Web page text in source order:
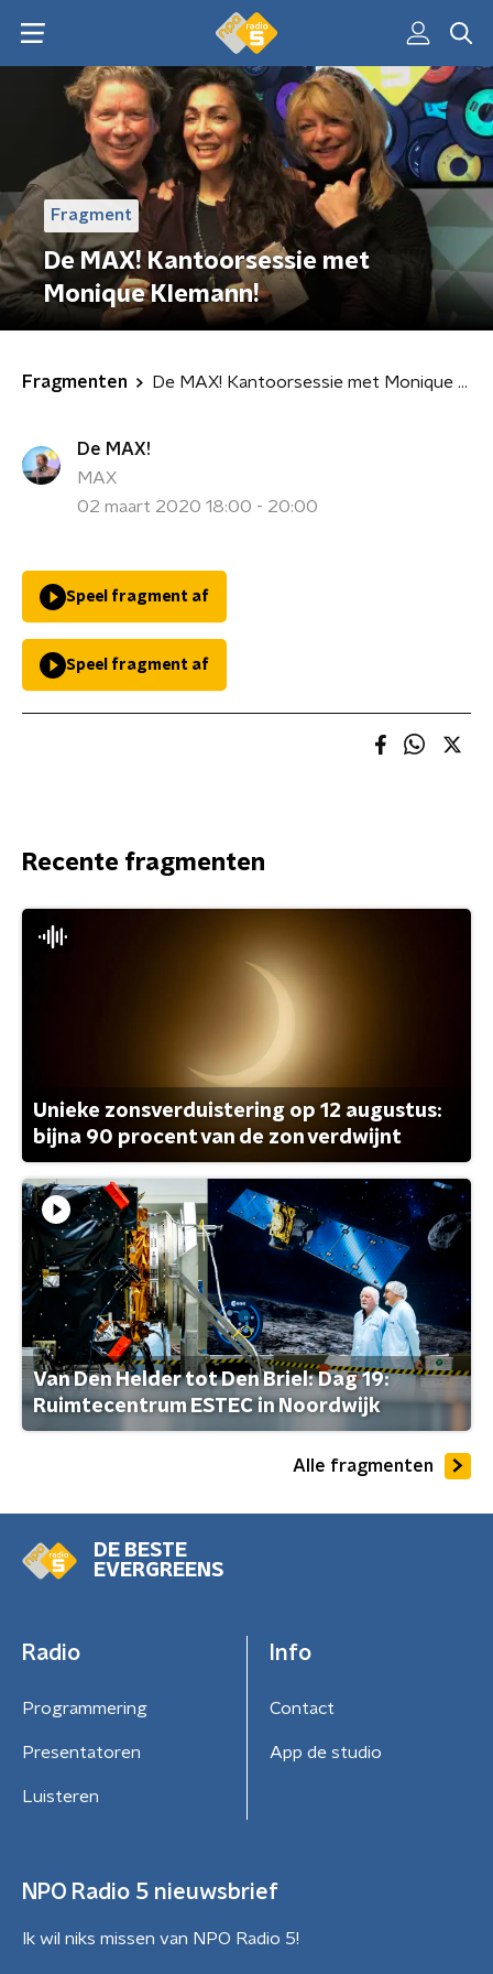
Fragment
De MAX! Kantoorsessie met
Monique Klemann!
Fragmenten De MAX! Kantoorsessie met Monique Klemann!
De MAX!
MAX
02 maart 2020 18:00 - 20:00
Speel fragment af
Speel fragment af
Recente fragmenten
Unieke zonsverduistering op 12 augustus:
bijna 90 procent van de zon verdwijnt
Van Den Helder tot Den Briel: Dag 19:
Ruimtecentrum ESTEC in Noordwijk
Alle fragmenten
DE BESTE
EVERGREENS
Radio
Programmering
Presentatoren
Luisteren
Info
Contact
App de studio
NPO Radio 5 nieuwsbrief
Ik wil niks missen van NPO Radio 5!